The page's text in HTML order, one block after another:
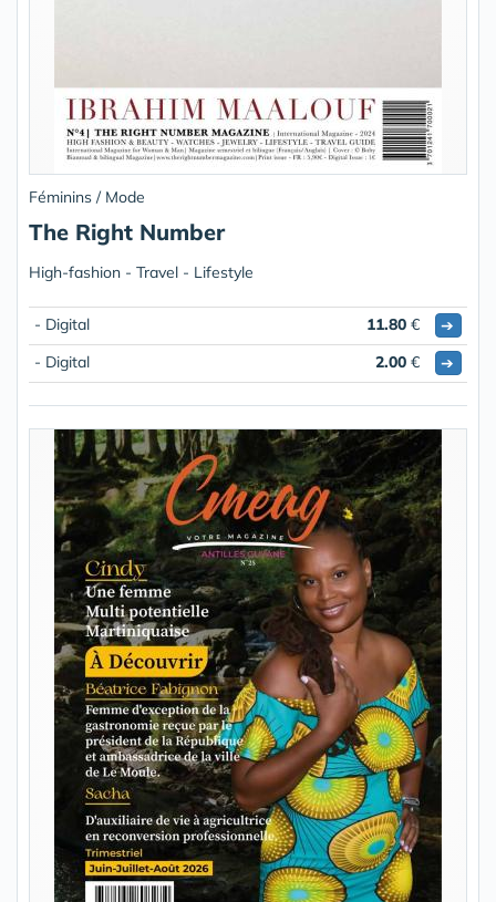
Féminins / Mode
The Right Number
High-fashion - Travel - Lifestyle
- Digital 11.80 €
➔
- Digital
2.00 € ➔